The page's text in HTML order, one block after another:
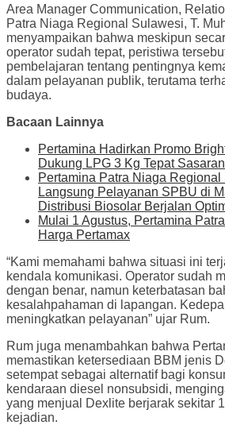
Area Manager Communication,
Patra Niaga Regional Sulawesi, T.
menyampaikan bahwa meskipun
operator sudah tepat, peristiwa
pembelajaran tentang pentingnya
dalam pelayanan publik, terutama
budaya.
Bacaan Lainnya
Pertamina Hadirkan Promo
Dukung LPG 3 Kg Tepat Sasaran
Pertamina Patra Niaga
Langsung Pelayanan SPBU di
Distribusi Biosolar Berjalan
Mulai 1 Agustus, Pertamina
Harga Pertamax
“Kami memahami bahwa situasi ini
kendala komunikasi. Operator sudah
dengan benar, namun keterbatasan
kesalahpahaman di lapangan.
meningkatkan pelayanan” ujar Rum.
Rum juga menambahkan bahwa
memastikan ketersediaan BBM jenis
setempat sebagai alternatif bagi
kendaraan diesel nonsubsidi,
yang menjual Dexlite berjarak sekitar
kejadian.